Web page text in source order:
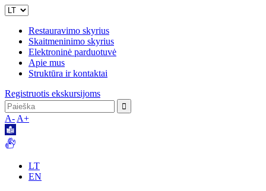
Restauravimo skyrius
Skaitmeninimo skyrius
Elektroninė parduotuvė
Apie mus
Struktūra ir kontaktai
Registruotis ekskursijoms
A- A+
LT
EN